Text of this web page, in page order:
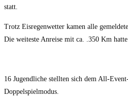
statt.
Trotz Eisregenwetter kamen alle
Die weiteste Anreise mit ca. .350 Km
16 Jugendliche stellten sich dem All-
Doppelspielmodus.